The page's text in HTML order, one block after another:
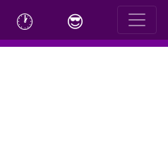
🕐 😎